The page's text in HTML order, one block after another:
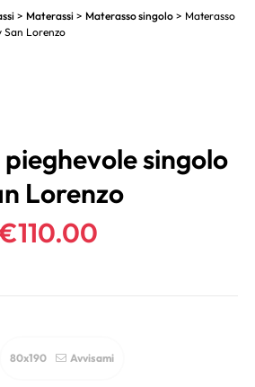
> Materassi > Materasso singolo > Materasso
San Lorenzo
singolo
Lorenzo
110.00
80x190 Avvisami